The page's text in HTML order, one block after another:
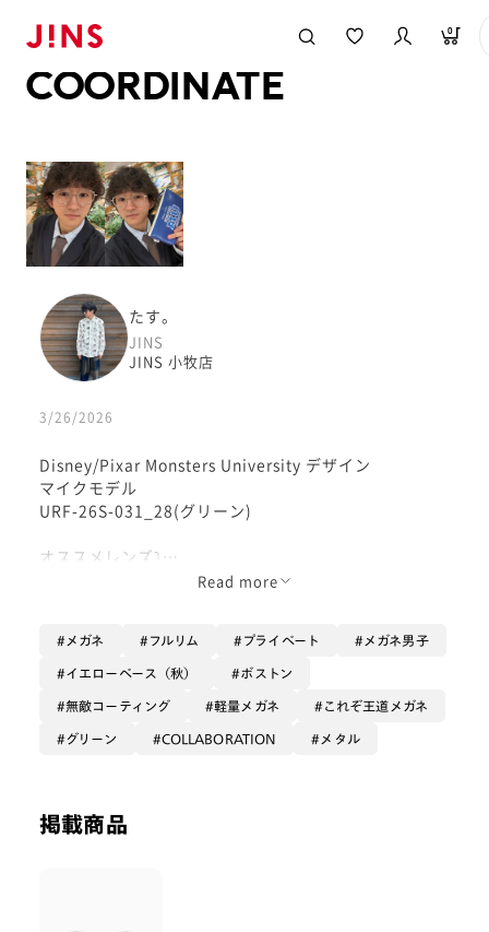
0
COORDINATE
たす。
JINS
JINS 小牧店
3/26/2026
Disney/Pixar Monsters University デザイン
マイクモデル
URF-26S-031_28(グリーン)
オススメレンズ⤵︎
『モンスターズユニバーシティ』をモチーフにしたフレ
ーム👓
お話の中に登場するキャラクターを怖がらせ大会のチー
ムごとに表現してます！
デザインになっており、ケースはスクール感溢れる素材
になってます‼️
Read more
メガネ フルリム プライベート メガネ男子
イエローベース（秋） ボストン
無敵コーティング 軽量メガネ これぞ王道メガネ
グリーン COLLABORATION メタル
掲載商品